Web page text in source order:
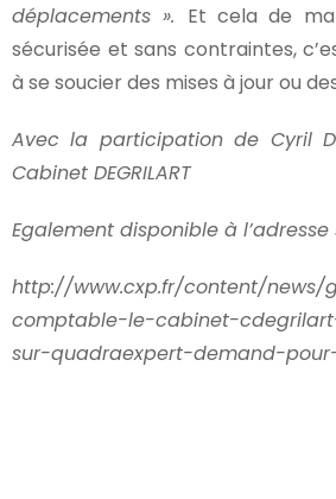
déplacements ». Et cela de
sécurisée et sans contraintes,
à se soucier des mises à jour ou
Avec la participation de Cyril
Cabinet DEGRILART
Egalement disponible à l’adresse
http://www.cxp.fr/content/news/
comptable-le-cabinet-
sur-quadraexpert-demand-